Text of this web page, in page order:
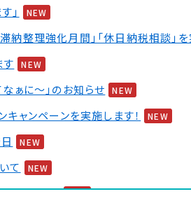
」 NEW
納整理強化月間」「休日納税相談」
NEW
ぁに～」のお知らせ NEW
キャンペーンを実施します！ NEW
NEW
て NEW
第2弾 NEW